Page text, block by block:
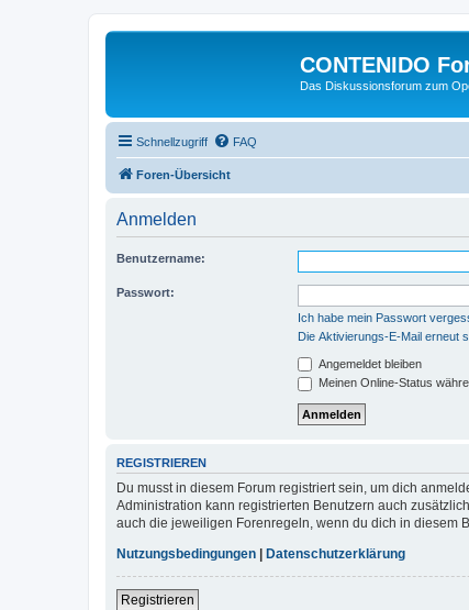
CONTENIDO
Das Diskussionsforum zum
Schnellzugriff FAQ
Foren-Übersicht
Anmelden
Benutzername:
Passwort:
Ich habe mein Passwort
Die Aktivierungs-E-Mail erneut
Angemeldet bleiben
Meinen Online-Status
REGISTRIEREN
Du musst in diesem Forum registriert sein, um dich
Administration kann registrierten Benutzern auch
auch die jeweiligen Forenregeln, wenn du dich in diesem
Nutzungsbedingungen
Datenschutzerklärung
Registrieren